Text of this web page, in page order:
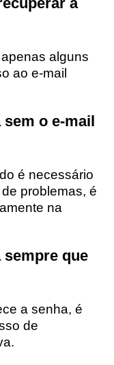
alguns
ao e-mail
o e-mail
é necessário
problemas, é
na
que
a senha, é
de